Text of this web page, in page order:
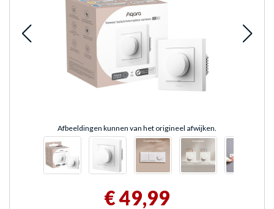
Afbeeldingen kunnen van het origineel afwijken.
€ 49,99